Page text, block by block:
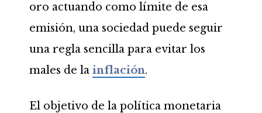
oro actuando como límite de esa
emisión, una sociedad puede seguir
una regla sencilla para evitar los
males de la inflación.
El objetivo de la política monetaria